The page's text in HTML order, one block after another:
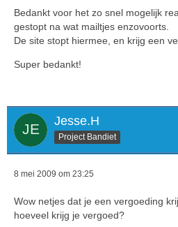
Bedankt voor het zo snel mogelijk
gestopt na wat mailtjes enzovoorts.
De site stopt hiermee, en krijg een
Super bedankt!
Jesse.H
Project Bandiet
8 mei 2009 om 23:25
Wow netjes dat je een vergoeding
hoeveel krijg je vergoed?